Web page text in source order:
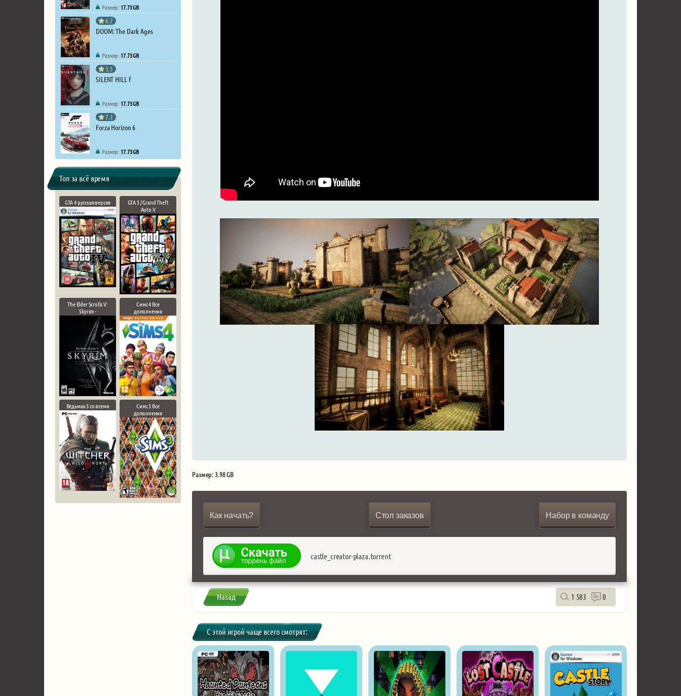
Размер: 17.73 GB
6.7
DOOM: The Dark Ages
Размер: 17.73 GB
3.5
SILENT HILL f
Размер: 17.73 GB
7.3
Forza Horizon 6
Размер: 17.73 GB
Топ за всё время
GTA 4 русская версия
GTA 5 / Grand Theft
Auto V
The Elder Scrolls V:
Skyrim -
Симс 4 Все
дополнения
Ведьмак 3 со всеми
Симс 3 Все
дополнения
Размер: 3.98 GB
Как начать? Стол заказов Набор в команду
castle_creator-plaza.torrent
Назад 1 583 0
С этой игрой чаще всего смотрят: